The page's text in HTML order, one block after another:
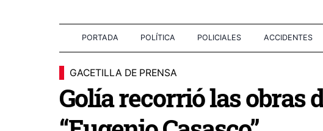
PORTADA POLÍTICA POLICIALES ACCIDENTES
GACETILLA DE PRENSA
Golía recorrió las obras